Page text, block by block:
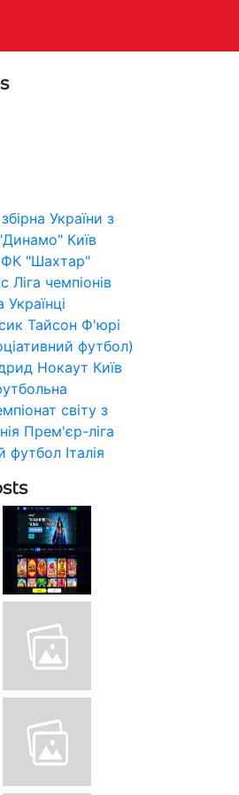
України з
Київ
ФК "Шахтар"
Ліга чемпіонів
Українці
Тайсон Ф'юрі
футбол)
Нокаут Київ
світу з
Прем'єр-ліга
футбол Італія